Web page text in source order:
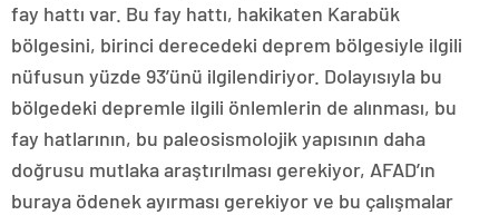
fay hattı var. Bu fay hattı, hakikaten Karabük
bölgesini, birinci derecedeki deprem bölgesiyle ilgili
nüfusun yüzde 93’ünü ilgilendiriyor. Dolayısıyla bu
bölgedeki depremle ilgili önlemlerin de alınması, bu
fay hatlarının, bu paleosismolojik yapısının daha
doğrusu mutlaka araştırılması gerekiyor, AFAD’ın
buraya ödenek ayırması gerekiyor ve bu çalışmalar